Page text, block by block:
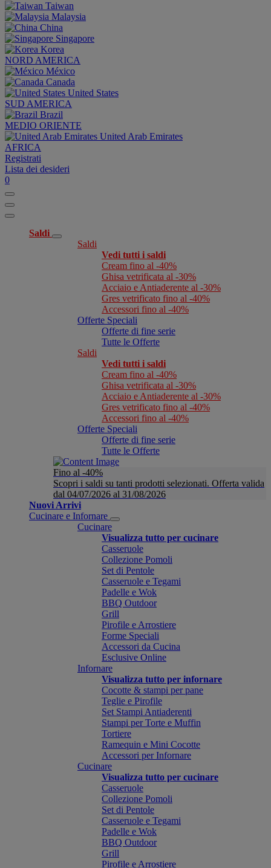
Taiwan
Malaysia
China
Singapore
Korea
NORD AMERICA
México
Canada
United States
SUD AMERICA
Brazil
MEDIO ORIENTE
United Arab Emirates
AFRICA
Registrati
Lista dei desideri
0
Saldi
Saldi
Vedi tutti i saldi
Cream fino al -40%
Ghisa vetrificata al -30%
Acciaio e Antiaderente al -30%
Gres vetrificato fino al -40%
Accessori fino al -40%
Offerte Speciali
Offerte di fine serie
Tutte le Offerte
Saldi
Vedi tutti i saldi
Cream fino al -40%
Ghisa vetrificata al -30%
Acciaio e Antiaderente al -30%
Gres vetrificato fino al -40%
Accessori fino al -40%
Offerte Speciali
Offerte di fine serie
Tutte le Offerte
Fino al -40%
Scopri i saldi su tanti prodotti selezionati. Offerta valida
dal 04/07/2026 al 31/08/2026
Nuovi Arrivi
Cucinare e Infornare
Cucinare
Visualizza tutto per cucinare
Casseruole
Collezione Pomoli
Set di Pentole
Casseruole e Tegami
Padelle e Wok
BBQ Outdoor
Grill
Pirofile e Arrostiere
Forme Speciali
Accessori da Cucina
Esclusive Online
Infornare
Visualizza tutto per infornare
Cocotte & stampi per pane
Teglie e Pirofile
Set Stampi Antiaderenti
Stampi per Torte e Muffin
Tortiere
Ramequin e Mini Cocotte
Accessori per Infornare
Cucinare
Visualizza tutto per cucinare
Casseruole
Collezione Pomoli
Set di Pentole
Casseruole e Tegami
Padelle e Wok
BBQ Outdoor
Grill
Pirofile e Arrostiere